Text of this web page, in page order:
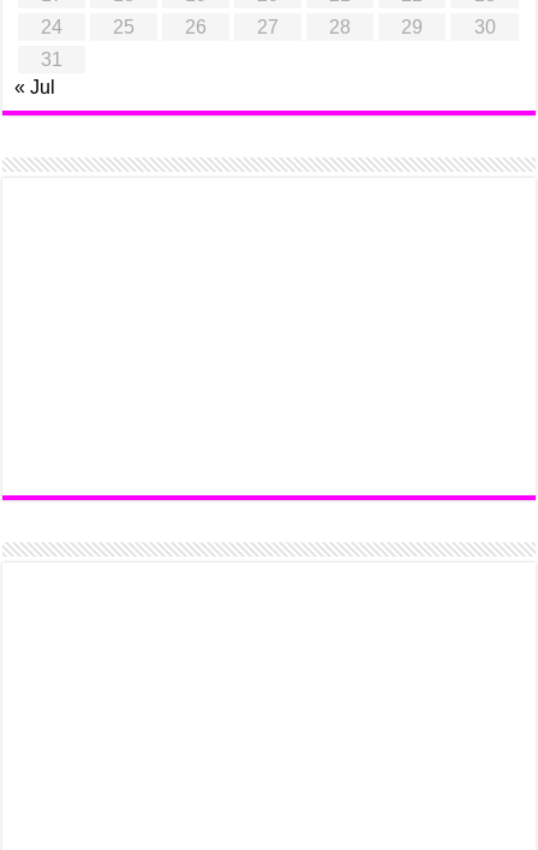
24
25 26 27 28 29
30
31
« Jul